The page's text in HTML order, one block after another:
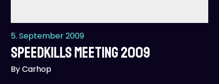
5. September 2009
SPEEDKILLS Meeting 2009
By Carhop